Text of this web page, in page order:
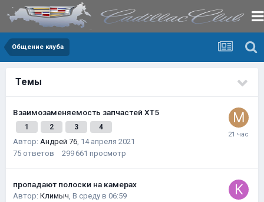
Общение клуба
Темы
Взаимозаменяемость запчастей XT5
1 2 3 4
Автор: Андрей 76, 14 апреля 2021
75 ответов 299 661 просмотр
пропадают полоски на камерах
Автор: Климыч, В среду в 06:59